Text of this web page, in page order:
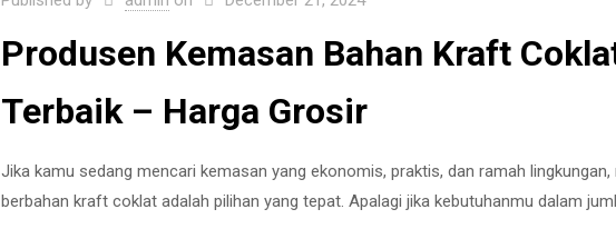
Produsen Kemasan Bahan Kraft
Terbaik – Harga Grosir
Jika kamu sedang mencari kemasan yang ekonomis, praktis, dan ramah
berbahan kraft coklat adalah pilihan yang tepat. Apalagi jika kebutuhanmu dalam